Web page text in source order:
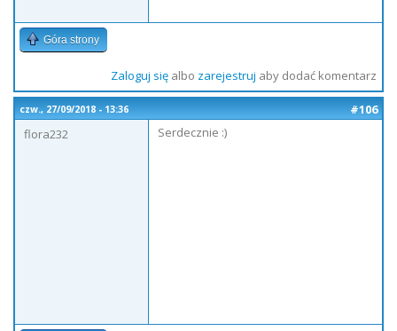
Góra strony
Zaloguj sięalbo zarejestruj aby dodać komentarz
czw., 27/09/2018 - 13:36
#106
flora232
Serdecznie :)